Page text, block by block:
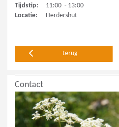
Tijdstip:
11:00 - 13:00
Locatie:
Herdershut
terug
Contact